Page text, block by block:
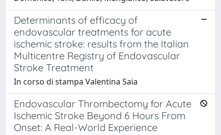
Determinants of efficacy of
endovascular treatments for acute
ischemic stroke: results from the Italian
Multicentre Registry of Endovascular
Stroke Treatment
In corso di stampa Valentina Saia
Endovascular Thrombectomy for Acute
Ischemic Stroke Beyond 6 Hours From
Onset: A Real-World Experience